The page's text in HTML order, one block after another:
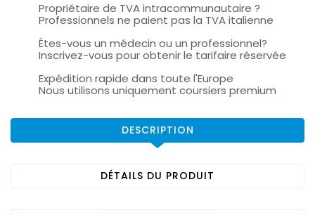
Propriétaire de TVA intracommunautaire ?
Professionnels ne paient pas la TVA italienne
Êtes-vous un médecin ou un professionnel?
Inscrivez-vous pour obtenir le tarifaire réservée
Expédition rapide dans toute l'Europe
Nous utilisons uniquement coursiers premium
DESCRIPTION
DÉTAILS DU PRODUIT